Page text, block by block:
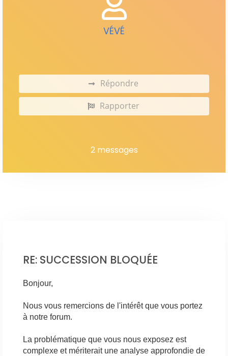
VÉVÉ
Répondre
Rapporter
2 messages
RE: SUCCESSION BLOQUÉE
Bonjour,
Nous vous remercions de l'intérêt que vous portez
à notre forum.
La problématique que vous nous exposez est
complexe et mériterait une analyse approfondie de